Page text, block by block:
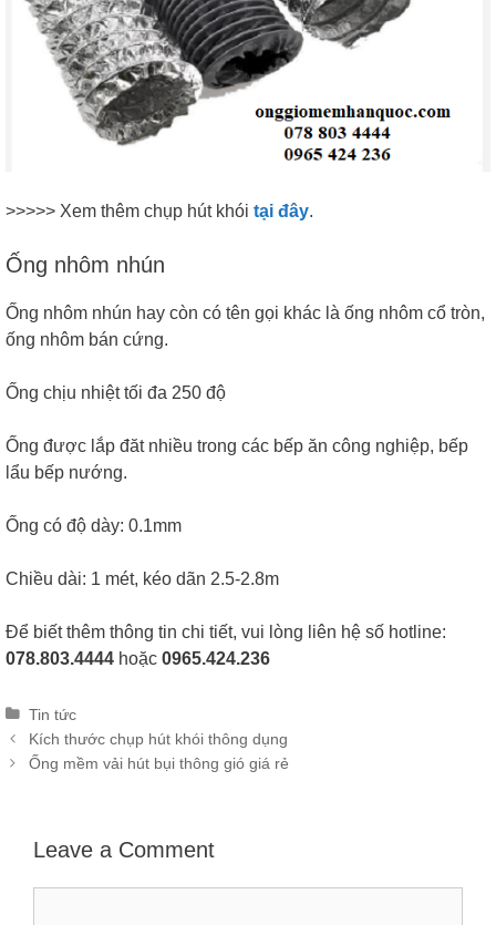
>>>>> Xem thêm chụp hút khói tại đây.
Ống nhôm nhún
Ống nhôm nhún hay còn có tên gọi khác là ống nhôm cổ tròn,
ống nhôm bán cứng.
Ống chịu nhiệt tối đa 250 độ
Ống được lắp đăt nhiều trong các bếp ăn công nghiệp, bếp
lẩu bếp nướng.
Ống có độ dày: 0.1mm
Chiều dài: 1 mét, kéo dãn 2.5-2.8m
Để biết thêm thông tin chi tiết, vui lòng liên hệ số hotline:
078.803.4444 hoặc 0965.424.236
Categories
Tin tức
Post
navigation
Kích thước chụp hút khói thông dụng
Ống mềm vải hút bụi thông gió giá rẻ
Leave a Comment